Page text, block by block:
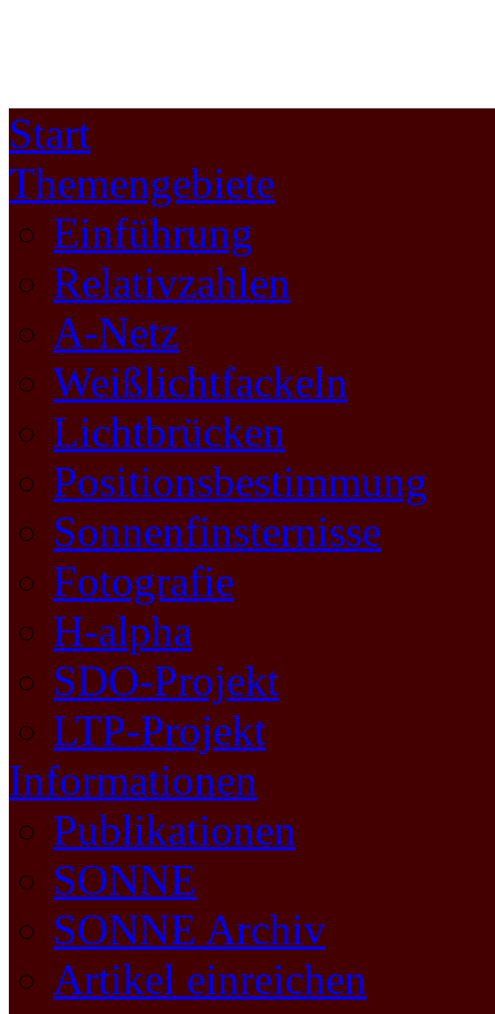
Start
Themengebiete
Einführung
Relativzahlen
A-Netz
Weißlichtfackeln
Lichtbrücken
Positionsbestimmung
Sonnenfinsternisse
Fotografie
H-alpha
SDO-Projekt
LTP-Projekt
Informationen
Publikationen
SONNE
SONNE Archiv
Artikel einreichen